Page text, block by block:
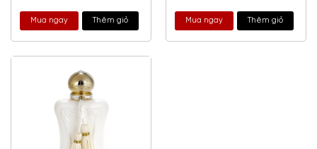
Mua ngay Thêm giỏ Mua ngay Thêm giỏ